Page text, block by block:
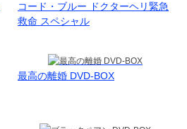
コード・ブルー ドクターヘリ緊急
救命 スペシャル
最高の離婚 DVD-BOX